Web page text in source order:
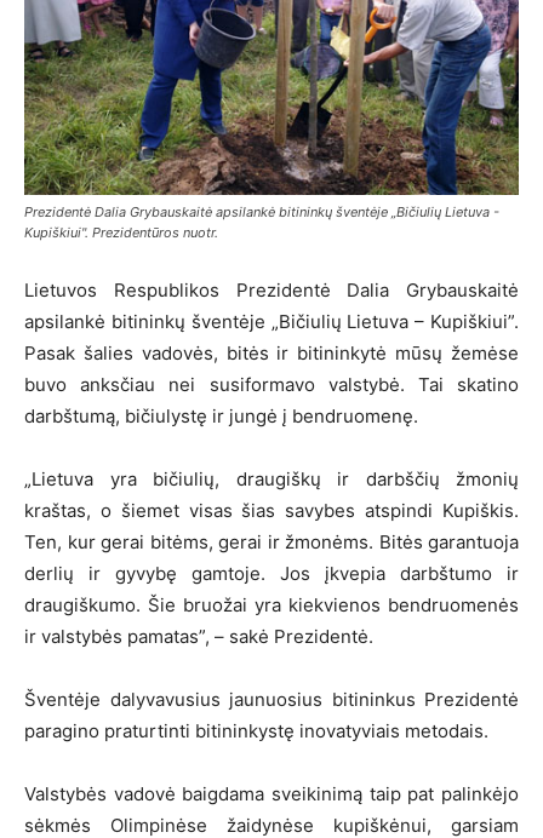
Prezidentė Dalia Grybauskaitė apsilankė bitininkų šventėje „Bičiulių Lietuva -
Kupiškiui". Prezidentūros nuotr.
Lietuvos Respublikos Prezidentė Dalia Grybauskaitė
apsilankė bitininkų šventėje „Bičiulių Lietuva – Kupiškiui”.
Pasak šalies vadovės, bitės ir bitininkytė mūsų žemėse
buvo anksčiau nei susiformavo valstybė. Tai skatino
darbštumą, bičiulystę ir jungė į bendruomenę.
„Lietuva yra bičiulių, draugiškų ir darbščių žmonių
kraštas, o šiemet visas šias savybes atspindi Kupiškis.
Ten, kur gerai bitėms, gerai ir žmonėms. Bitės garantuoja
derlių ir gyvybę gamtoje. Jos įkvepia darbštumo ir
draugiškumo. Šie bruožai yra kiekvienos bendruomenės
ir valstybės pamatas”, – sakė Prezidentė.
Šventėje dalyvavusius jaunuosius bitininkus Prezidentė
paragino praturtinti bitininkystę inovatyviais metodais.
Valstybės vadovė baigdama sveikinimą taip pat palinkėjo
sėkmės Olimpinėse žaidynėse kupiškėnui, garsiam